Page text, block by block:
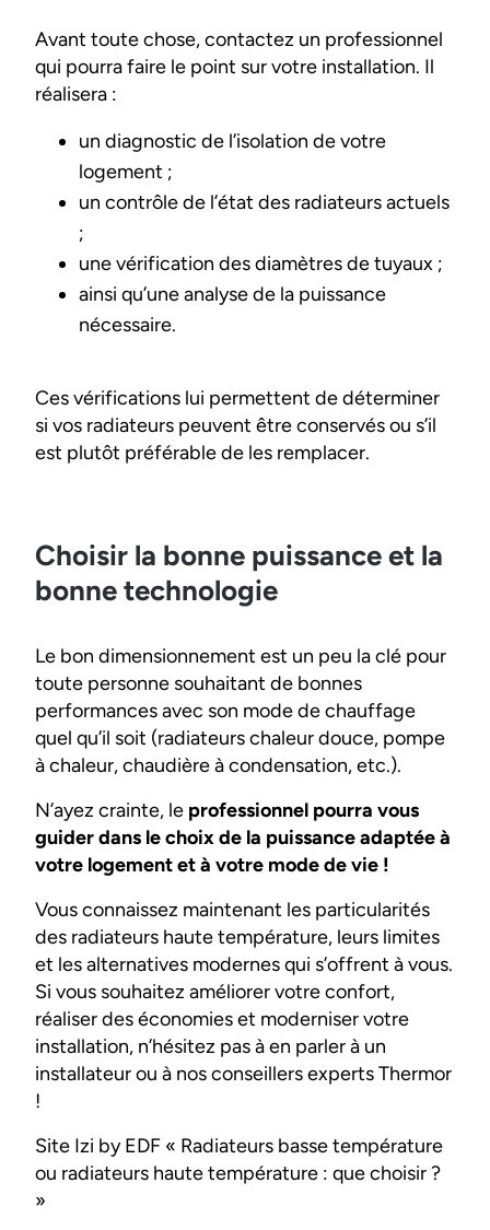
Avant toute chose, contactez un professionnel
qui pourra faire le point sur votre installation. Il
réalisera :
un diagnostic de l’isolation de votre
logement ;
un contrôle de l’état des radiateurs actuels
;
une vérification des diamètres de tuyaux ;
ainsi qu’une analyse de la puissance
nécessaire.
Ces vérifications lui permettent de déterminer
si vos radiateurs peuvent être conservés ou s’il
est plutôt préférable de les remplacer.
Choisir la bonne puissance et la
bonne technologie
Le bon dimensionnement est un peu la clé pour
toute personne souhaitant de bonnes
performances avec son mode de chauffage
quel qu’il soit (radiateurs chaleur douce, pompe
à chaleur, chaudière à condensation, etc.).
N’ayez crainte, le professionnel pourra vous
guider dans le choix de la puissance adaptée à
votre logement et à votre mode de vie !
Vous connaissez maintenant les particularités
des radiateurs haute température, leurs limites
et les alternatives modernes qui s’offrent à vous.
Si vous souhaitez améliorer votre confort,
réaliser des économies et moderniser votre
installation, n’hésitez pas à en parler à un
installateur ou à nos conseillers experts Thermor
!
Site Izi by EDF « Radiateurs basse température
ou radiateurs haute température : que choisir ?
»